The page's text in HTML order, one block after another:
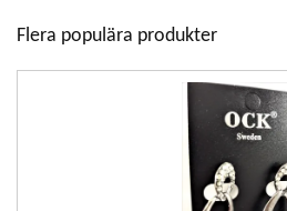
Flera populära produkter